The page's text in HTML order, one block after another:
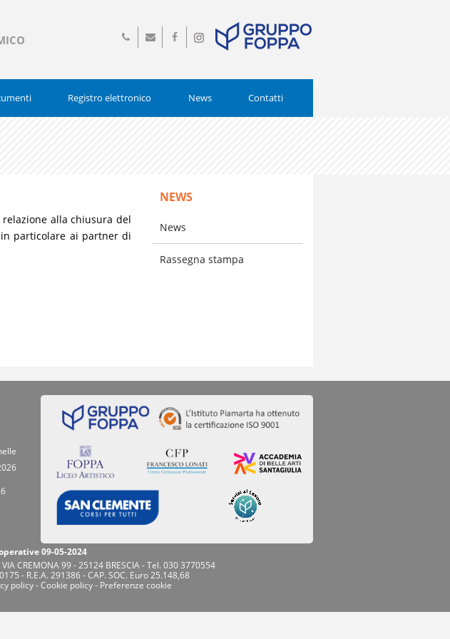
info@istitutopiamarta.it
Seguici
Registro elettronico News Contatti
alla chiusura del
particolare ai partner di
NEWS
News
Rassegna stampa
09-05-2024
CREMONA 99 - 25124 BRESCIA - Tel. 030 3770554
- R.E.A. 291386 - CAP. SOC. Euro 25.148,68
policy-Cookie policy- Preferenze cookie